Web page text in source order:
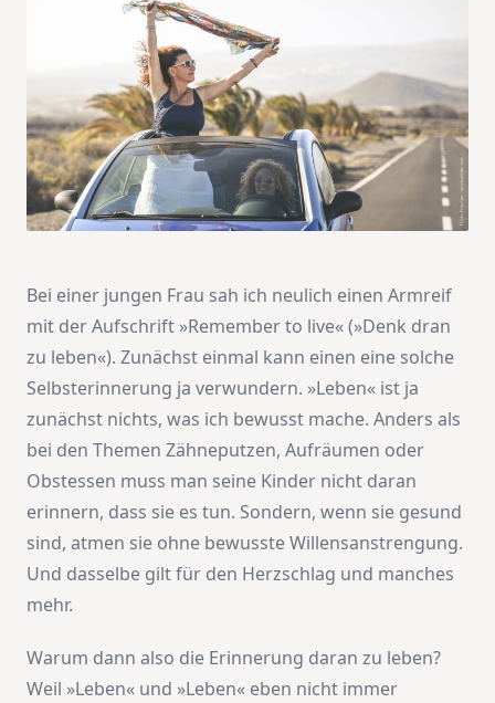
Bei einer jungen Frau sah ich neulich einen Armreif
mit der Aufschrift »Remember to live« (»Denk dran
zu leben«). Zunächst einmal kann einen eine solche
Selbsterinnerung ja verwundern. »Leben« ist ja
zunächst nichts, was ich bewusst mache. Anders als
bei den Themen Zähneputzen, Aufräumen oder
Obstessen muss man seine Kinder nicht daran
erinnern, dass sie es tun. Sondern, wenn sie gesund
sind, atmen sie ohne bewusste Willensanstrengung.
Und dasselbe gilt für den Herzschlag und manches
mehr.
Warum dann also die Erinnerung daran zu leben?
Weil »Leben« und »Leben« eben nicht immer